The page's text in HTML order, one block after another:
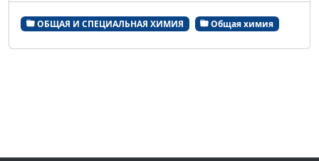
ОБЩАЯ И СПЕЦИАЛЬНАЯ ХИМИЯ Общая химия